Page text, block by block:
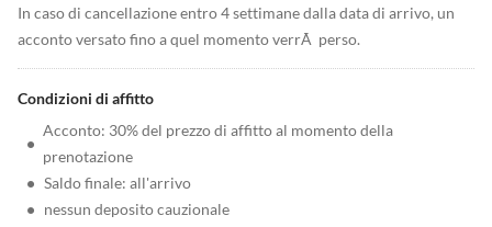
In caso di cancellazione entro 4 settimane dalla data di arrivo, un
acconto versato fino a quel momento verrÃ perso.
Condizioni di affitto
•
Acconto: 30% del prezzo di affitto al momento della
prenotazione
• Saldo finale: all'arrivo
• nessun deposito cauzionale